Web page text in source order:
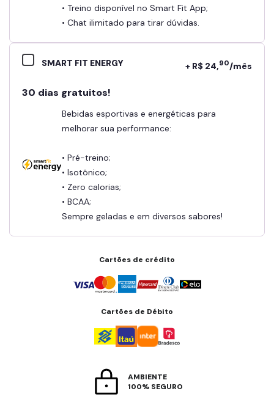
• Treino disponível no Smart Fit App;
• Chat ilimitado para tirar dúvidas.
SMART FIT ENERGY + R$ 24,90/mês
30 dias gratuitos!
Bebidas esportivas e energéticas para
melhorar sua performance:
• Pré-treino;
• Isotônico;
• Zero calorias;
• BCAA;
Sempre geladas e em diversos sabores!
Cartões de crédito
Cartões de Débito
AMBIENTE
100% SEGURO